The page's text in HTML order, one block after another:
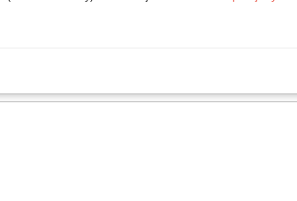
Inicjowanie pierwszego kontaktu biznesowego z